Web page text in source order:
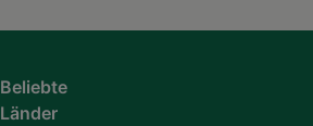
Beliebte
Länder